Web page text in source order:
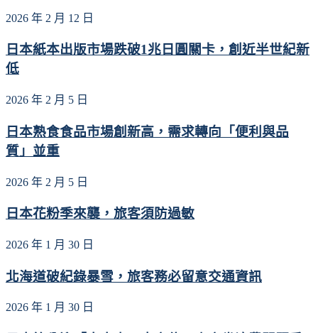
2026 年 2 月 12 日
日本紙本出版市場跌破1兆日圓關卡，創近半世紀新
低
2026 年 2 月 5 日
日本熟食食品市場創新高，需求轉向「便利與品
質」並重
2026 年 2 月 5 日
日本花粉季來襲，旅客須防過敏
2026 年 1 月 30 日
北海道破紀錄暴雪，旅客務必留意交通資訊
2026 年 1 月 30 日